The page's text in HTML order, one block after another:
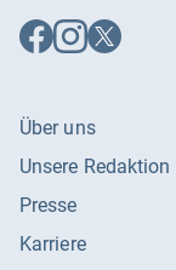
Auf
Facebook
Auf
Instagram
Auf
X
Über uns
Unsere Redaktion
Presse
Karriere